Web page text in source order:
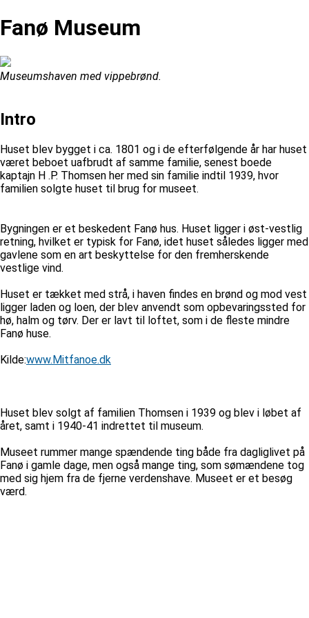
Fanø Museum
Museumshaven med vippebrønd.
Intro
Huset blev bygget i ca. 1801 og i de efterfølgende år har huset
været beboet uafbrudt af samme familie, senest boede
kaptajn H .P. Thomsen her med sin familie indtil 1939, hvor
familien solgte huset til brug for museet.
Bygningen er et beskedent Fanø hus. Huset ligger i øst-vestlig
retning, hvilket er typisk for Fanø, idet huset således ligger med
gavlene som en art beskyttelse for den fremherskende
vestlige vind.
Huset er tækket med strå, i haven findes en brønd og mod vest
ligger laden og loen, der blev anvendt som opbevaringssted for
hø, halm og tørv. Der er lavt til loftet, som i de fleste mindre
Fanø huse.
Kilde:www.Mitfanoe.dk
Huset blev solgt af familien Thomsen i 1939 og blev i løbet af
året, samt i 1940-41 indrettet til museum.
Museet rummer mange spændende ting både fra dagliglivet på
Fanø i gamle dage, men også mange ting, som sømændene tog
med sig hjem fra de fjerne verdenshave. Museet er et besøg
værd.